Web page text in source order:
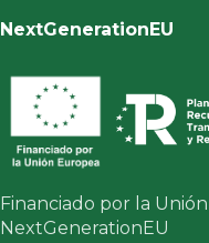
NextGenerationEU
Financiado por la
NextGenerationEU